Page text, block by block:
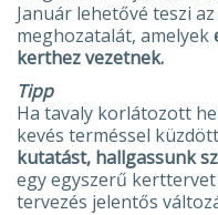
Január lehetővé teszi
meghozatalát, amelyek
kerthez vezetnek.
Tipp
Ha tavaly korlátozott
kevés terméssel
kutatást, hallgassunk
egy egyszerű
tervezés jelentős